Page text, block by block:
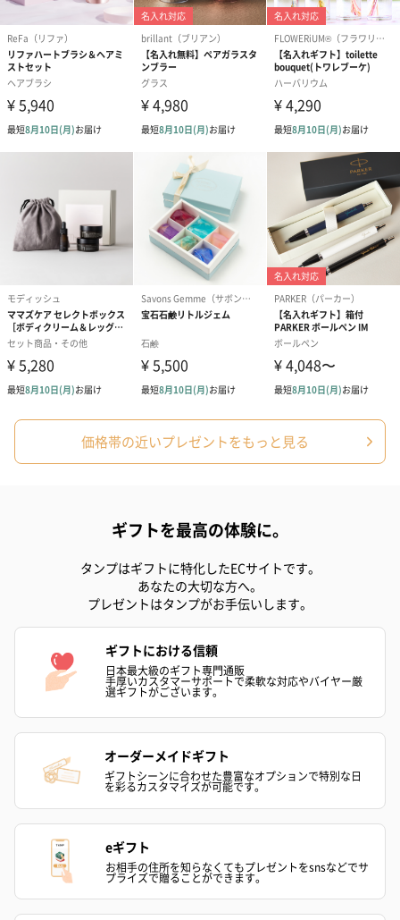
価格帯の近いプレゼントをもっと見る
ギフトを最高の体験に。
タンプはギフトに特化したECサイトです。
あなたの大切な方へ。
プレゼントはタンプがお手伝いします。
ギフトにおける信頼
日本最大級のギフト専門通販
手厚いカスタマーサポートで柔軟な対応やバイヤー厳
選ギフトがございます。
オーダーメイドギフト
ギフトシーンに合わせた豊富なオプションで特別な日
を彩るカスタマイズが可能です。
eギフト
お相手の住所を知らなくてもプレゼントをsnsなどでサ
プライズで贈ることができます。